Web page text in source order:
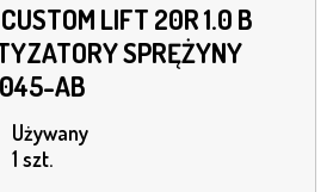
LIFT 20R 1.0 B
SPRĘŻYNY
AB
Używany
1 szt.